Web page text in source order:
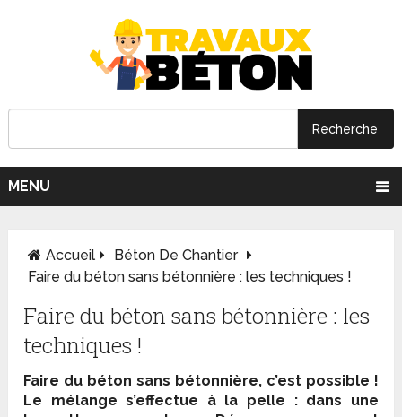
MENU
Accueil
Béton De Chantier
Faire du béton sans bétonnière : les techniques !
Faire du béton sans bétonnière : les
techniques !
Faire du béton sans bétonnière, c’est possible !
Le mélange s’effectue à la pelle : dans une